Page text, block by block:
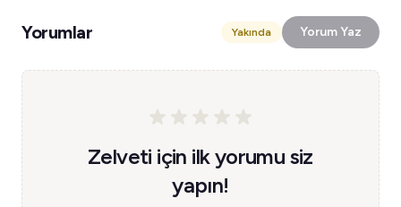
Yorumlar Yakında Yorum Yaz
Zelveti için ilk yorumu siz
yapın!